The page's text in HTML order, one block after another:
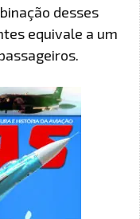
desses
equivale a um